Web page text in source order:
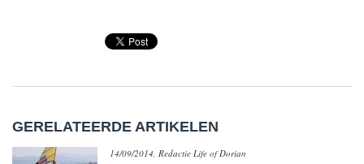
GERELATEERDE ARTIKELEN
14/09/2014, Redactie Life of Dorian